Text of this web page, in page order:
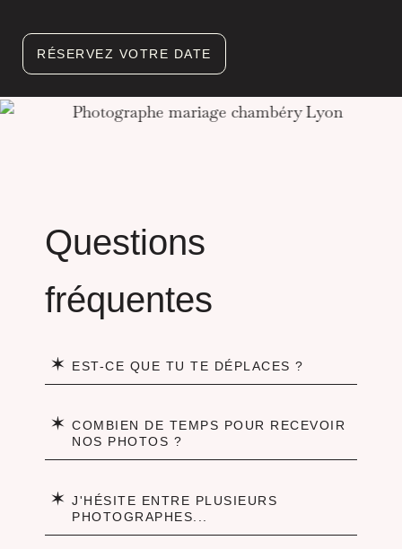
RÉSERVEZ VOTRE DATE
Questions
fréquentes
✶ EST-CE QUE TU TE DÉPLACES ?
✶ COMBIEN DE TEMPS POUR RECEVOIR
NOS PHOTOS ?
✶ J'HÉSITE ENTRE PLUSIEURS
PHOTOGRAPHES...